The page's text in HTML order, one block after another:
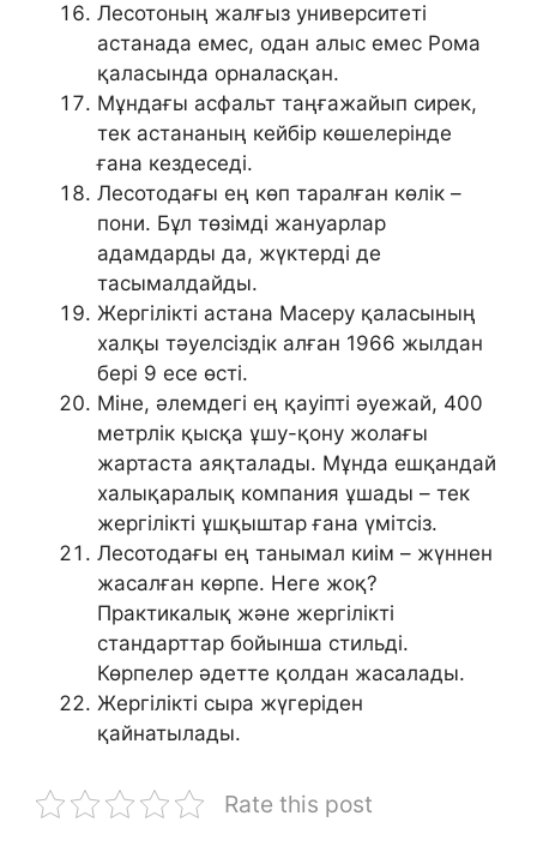
Лесотоның жалғыз университеті
астанада емес, одан алыс емес Рома
қаласында орналасқан.
Мұндағы асфальт таңғажайып сирек,
тек астананың кейбір көшелерінде
ғана кездеседі.
Лесотодағы ең көп таралған көлік –
пони. Бұл төзімді жануарлар
адамдарды да, жүктерді де
тасымалдайды.
Жергілікті астана Масеру қаласының
халқы тәуелсіздік алған 1966 жылдан
бері 9 есе өсті.
Міне, әлемдегі ең қауіпті әуежай, 400
метрлік қысқа ұшу-қону жолағы
жартаста аяқталады. Мұнда ешқандай
халықаралық компания ұшады – тек
жергілікті ұшқыштар ғана үмітсіз.
Лесотодағы ең танымал киім – жүннен
жасалған көрпе. Неге жоқ?
Практикалық және жергілікті
стандарттар бойынша стильді.
Көрпелер әдетте қолдан жасалады.
Жергілікті сыра жүгеріден
қайнатылады.
Rate this post